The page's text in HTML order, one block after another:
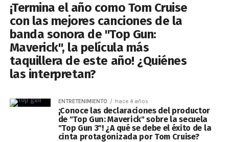
¡Termina el año como Tom Cruise
con las mejores canciones de la
banda sonora de "Top Gun:
Maverick", la película más
taquillera de este año! ¿Quiénes
las interpretan?
ENTRETENIMIENTO hace 4 años
¡Conoce las declaraciones del productor
de "Top Gun: Maverick" sobre la secuela
"Top Gun 3"! ¿A qué se debe el éxito de la
cinta protagonizada por Tom Cruise?